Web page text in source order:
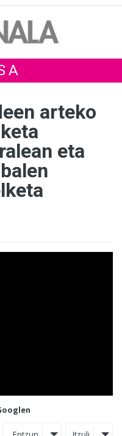
arteko
eta